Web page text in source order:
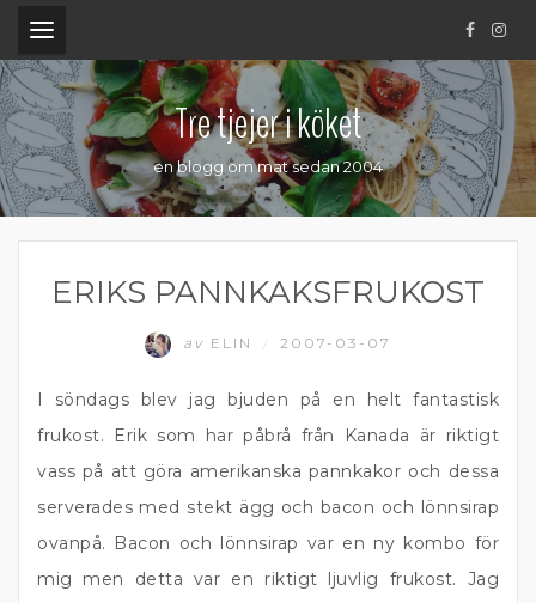
.
Tre tjejer i köket
en blogg om mat sedan 2004
ERIKS PANNKAKSFRUKOST
av ELIN 2007-03-07
I söndags blev jag bjuden på en helt fantastisk
frukost. Erik som har påbrå från Kanada är riktigt
vass på att göra amerikanska pannkakor och dessa
serverades med stekt ägg och bacon och lönnsirap
ovanpå. Bacon och lönnsirap var en ny kombo för
mig men detta var en riktigt ljuvlig frukost. Jag